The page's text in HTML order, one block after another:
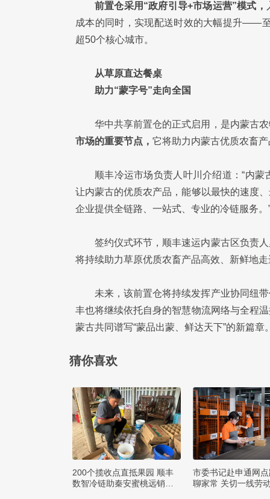
前置仓采用“政府引导+市场运营”模式，
成本的同时，实现配送时效的大幅提升——
超50个核心城市。
从草原直达餐桌
助力“蒙字号”走向全国
华中共享前置仓的正式启用，是内蒙古
市场的重要节点， 它将助力内蒙古优质农畜
顺丰冷运市场负责人叶川介绍道：“内
让内蒙古的优质农产品，能够以最快的速度
企业提供全链路、一站式、专业的冷链服务。
签约仪式环节，顺丰速运内蒙古区负责
将持续助力草原优质农畜产品高效、新鲜地
未来，该前置仓将持续发挥产业协同纽
丰也将继续依托自身的智慧物流网络与全程
蒙古共同谱写“蒙品出蒙、鲜达天下”的新篇章
猜你喜欢
200个揽收点直抵果园 顺丰
数智冷链助秦安蜜桃远销四
市委书记赴申通网
聊家常 关切一线劳